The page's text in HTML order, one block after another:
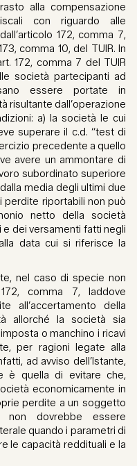
alla compensazione
con riguardo alle
172, comma 7,
comma 10, del TUIR. In
172, comma 7 del TUIR
società partecipanti ad
essere portate in
risultante dall’operazione
a) la società le cui
superare il c.d. “test di
precedente a quello
avere un ammontare di
subordinato superiore
media degli ultimi due
perdite riportabili non può
netto della società
dei versamenti fatti negli
data cui si riferisce la
nel caso di specie non
comma 7, laddove
all’accertamento della
allorché la società sia
o manchino i ricavi
per ragioni legate alla
ad avviso dell’Istante,
è quella di evitare che,
economicamente in
perdite a un soggetto
non dovrebbe essere
quando i parametri di
le capacità reddituali e la